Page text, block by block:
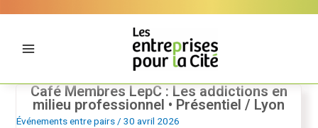
Café Membres LepC : Les addictions en
milieu professionnel • Présentiel / Lyon
Événements entre pairs/30 avril 2026
Café
Membres
LepC